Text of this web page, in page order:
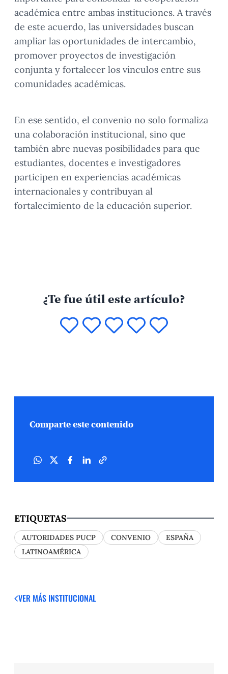
académica entre ambas instituciones. A través
de este acuerdo, las universidades buscan
ampliar las oportunidades de intercambio,
promover proyectos de investigación
conjunta y fortalecer los vínculos entre sus
comunidades académicas.
En ese sentido, el convenio no solo formaliza
una colaboración institucional, sino que
también abre nuevas posibilidades para que
estudiantes, docentes e investigadores
participen en experiencias académicas
internacionales y contribuyan al
fortalecimiento de la educación superior.
¿Te fue útil este artículo?
Comparte este contenido
ETIQUETAS
AUTORIDADES PUCP CONVENIO
ESPAÑA
LATINOAMÉRICA
VER MÁS INSTITUCIONAL